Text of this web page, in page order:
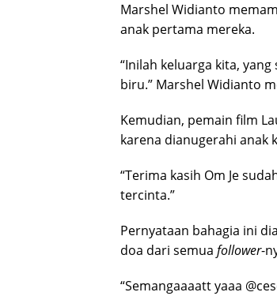
Marshel Widianto
anak pertama mereka.
“Inilah keluarga kita,
biru.” Marshel Widianto
Kemudian, pemain film
karena dianugerahi anak
“Terima kasih Om Je
tercinta.”
Pernyataan bahagia ini
doa dari semua follower-
“Semangaaaatt yaaa